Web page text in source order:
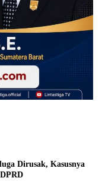
Dirusak, Kasusnya